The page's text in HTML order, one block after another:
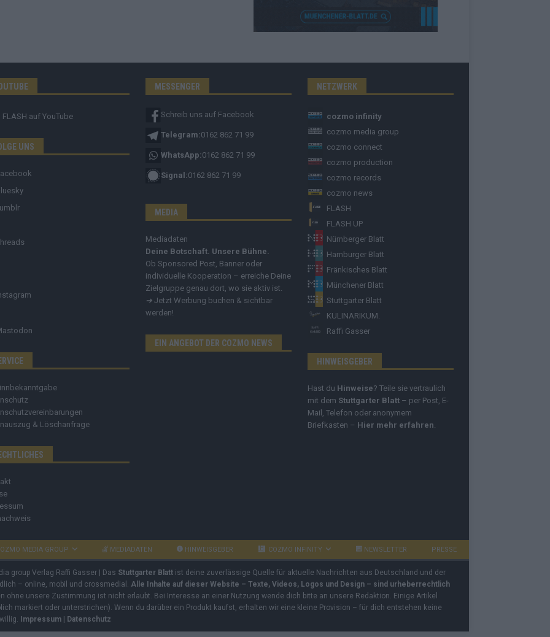
FLASH auf YouTube
UNS
& Löschanfrage
MESSENGER
Schreib uns auf Facebook
Telegram:0162 862 71 99
WhatsApp:0162 862 71 99
Signal:0162 862 71 99
MEDIA
Mediadaten
Deine Botschaft. Unsere Bühne.
Ob Sponsored Post, Banner oder
individuelle Kooperation – erreiche Deine
Zielgruppe genau dort, wo sie aktiv ist.
➔ Jetzt Werbung buchen & sichtbar
werden!
EIN ANGEBOT DER COZMO NEWS
NETZWERK
cozmo infinity
cozmo media group
cozmo connect
cozmo production
cozmo records
cozmo news
FLASH
FLASH UP
Nürnberger Blatt
Hamburger Blatt
Fränkisches Blatt
Münchener Blatt
Stuttgarter Blatt
KULINARIKUM.
Raffi Gasser
HINWEISGEBER
Hast du Hinweise? Teile sie vertraulich
mit dem Stuttgarter Blatt – per Post, E-
Mail, Telefon oder anonymem
Briefkasten – Hier mehr erfahren
MEDIA GROUP MEDIADATEN HINWEISGEBER COZMO INFINITY NEWSLETTER PRESSE
group Verlag Raffi Gasser | Das Stuttgarter Blatt ist deine zuverlässige Quelle für aktuelle Nachrichten aus Deutschland und der
– online, mobil und crossmedial. Alle Inhalte auf dieser Website – Texte, Videos, Logos und Design – sind urheberrechtlich
ohne unsere Zustimmung ist nicht erlaubt. Bei Interesse an einer Nutzung wende dich bitte an unsere Redaktion. Einige Artikel
markiert oder unterstrichen). Wenn du darüber ein Produkt kaufst, erhalten wir eine kleine Provision – für dich entstehen keine
Impressum | Datenschutz